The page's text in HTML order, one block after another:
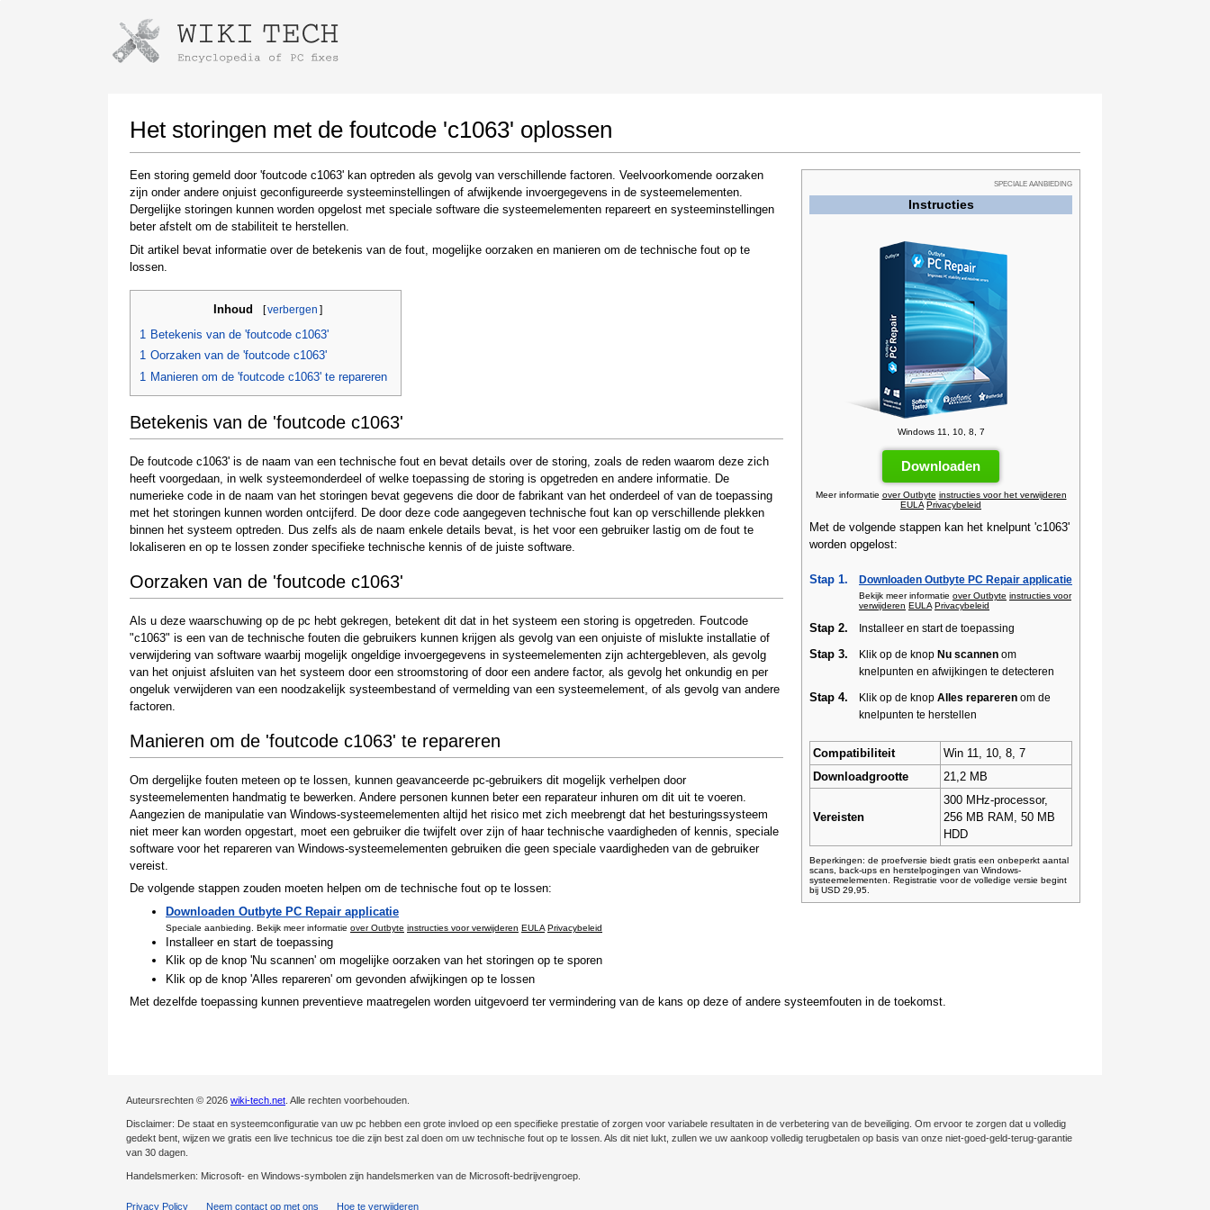
Het storingen met de foutcode 'c1063' oplossen
SPECIALE AANBIEDING
Instructies
Windows 11, 10, 8, 7
Downloaden
Meer informatie over Outbyte instructies voor het verwijderen
EULA Privacybeleid
Met de volgende stappen kan het knelpunt 'c1063'
worden opgelost:
Stap 1. Downloaden Outbyte PC Repair applicatie
Bekijk meer informatie over Outbyte instructies voor
verwijderen EULA Privacybeleid
Stap 2. Installeer en start de toepassing
Stap 3. Klik op de knop Nu scannen om
knelpunten en afwijkingen te detecteren
Stap 4. Klik op de knop Alles repareren om de
knelpunten te herstellen
Compatibiliteit
Win 11, 10, 8, 7
Downloadgrootte
21,2 MB
Vereisten
300 MHz-processor,
256 MB RAM, 50 MB
HDD
Beperkingen: de proefversie biedt gratis een onbeperkt aantal
scans, back-ups en herstelpogingen van Windows-
systeemelementen. Registratie voor de volledige versie begint
bij USD 29,95.
Een storing gemeld door 'foutcode c1063' kan optreden als gevolg van verschillende factoren. Veelvoorkomende oorzaken
zijn onder andere onjuist geconfigureerde systeeminstellingen of afwijkende invoergegevens in de systeemelementen.
Dergelijke storingen kunnen worden opgelost met speciale software die systeemelementen repareert en systeeminstellingen
beter afstelt om de stabiliteit te herstellen.
Dit artikel bevat informatie over de betekenis van de fout, mogelijke oorzaken en manieren om de technische fout op te
lossen.
Inhoud [verbergen ]
1 Betekenis van de 'foutcode c1063'
1 Oorzaken van de 'foutcode c1063'
1 Manieren om de 'foutcode c1063' te repareren
Betekenis van de 'foutcode c1063'
De foutcode c1063' is de naam van een technische fout en bevat details over de storing, zoals de reden waarom deze zich
heeft voorgedaan, in welk systeemonderdeel of welke toepassing de storing is opgetreden en andere informatie. De
numerieke code in de naam van het storingen bevat gegevens die door de fabrikant van het onderdeel of van de toepassing
met het storingen kunnen worden ontcijferd. De door deze code aangegeven technische fout kan op verschillende plekken
binnen het systeem optreden. Dus zelfs als de naam enkele details bevat, is het voor een gebruiker lastig om de fout te
lokaliseren en op te lossen zonder specifieke technische kennis of de juiste software.
Oorzaken van de 'foutcode c1063'
Als u deze waarschuwing op de pc hebt gekregen, betekent dit dat in het systeem een storing is opgetreden. Foutcode
"c1063" is een van de technische fouten die gebruikers kunnen krijgen als gevolg van een onjuiste of mislukte installatie of
verwijdering van software waarbij mogelijk ongeldige invoergegevens in systeemelementen zijn achtergebleven, als gevolg
van het onjuist afsluiten van het systeem door een stroomstoring of door een andere factor, als gevolg het onkundig en per
ongeluk verwijderen van een noodzakelijk systeembestand of vermelding van een systeemelement, of als gevolg van andere
factoren.
Manieren om de 'foutcode c1063' te repareren
Om dergelijke fouten meteen op te lossen, kunnen geavanceerde pc-gebruikers dit mogelijk verhelpen door
systeemelementen handmatig te bewerken. Andere personen kunnen beter een reparateur inhuren om dit uit te voeren.
Aangezien de manipulatie van Windows-systeemelementen altijd het risico met zich meebrengt dat het besturingssysteem
niet meer kan worden opgestart, moet een gebruiker die twijfelt over zijn of haar technische vaardigheden of kennis, speciale
software voor het repareren van Windows-systeemelementen gebruiken die geen speciale vaardigheden van de gebruiker
vereist.
De volgende stappen zouden moeten helpen om de technische fout op te lossen:
Downloaden Outbyte PC Repair applicatie
Speciale aanbieding. Bekijk meer informatie over Outbyte instructies voor verwijderen EULA Privacybeleid
Installeer en start de toepassing
Klik op de knop 'Nu scannen' om mogelijke oorzaken van het storingen op te sporen
Klik op de knop 'Alles repareren' om gevonden afwijkingen op te lossen
Met dezelfde toepassing kunnen preventieve maatregelen worden uitgevoerd ter vermindering van de kans op deze of andere systeemfouten in de toekomst.
Auteursrechten © 2026 wiki-tech.net . Alle rechten voorbehouden.
Disclaimer: De staat en systeemconfiguratie van uw pc hebben een grote invloed op een specifieke prestatie of zorgen voor variabele resultaten in de verbetering van de beveiliging. Om ervoor te zorgen dat u volledig
gedekt bent, wijzen we gratis een live technicus toe die zijn best zal doen om uw technische fout op te lossen. Als dit niet lukt, zullen we uw aankoop volledig terugbetalen op basis van onze niet-goed-geld-terug-garantie
van 30 dagen.
Handelsmerken: Microsoft- en Windows-symbolen zijn handelsmerken van de Microsoft-bedrijvengroep.
Privacy Policy Neem contact op met ons Hoe te verwijderen
Instructions for downloading using Google Chrome
downloaded file link